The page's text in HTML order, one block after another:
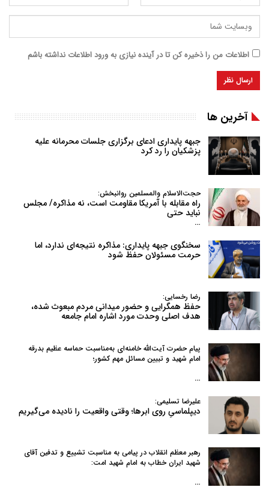
اطلاعات من را ذخیره کن تا در آینده نیازی به ورود اطلاعات نداشته باشم
آخرین ها
جبهه پایداری ادعای برگزاری جلسات محرمانه علیه
پزشکیان را رد کرد
حجت‌الاسلام والمسلمین روانبخش:
راه مقابله با آمریکا مقاومت است، نه مذاکره/ مجلس
نباید حتی
…
سخنگوی جبهه پایداری: مذاکره نتیجه‌ای ندارد، اما
حرمت مسئولان حفظ شود
رضا رخسایی:
حفظ همگرایی و حضور میدانی مردم مبعوث شده،
هدف اصلی وحدت مورد اشاره امام جامعه
پیام حضرت آیت‌الله خامنه‌ای به‌مناسبت حماسه عظیم بدرقه
امام شهید و تبیین مسائل مهم کشور؛
…
علیرضا تسلیمی:
دیپلماسیِ روی ابرها؛ وقتی واقعیت را نادیده می‌گیریم
رهبر معظم انقلاب در پیامی به‌ مناسبت تشییع و تدفین آقای
شهید ایران خطاب به امام شهید امت:
…